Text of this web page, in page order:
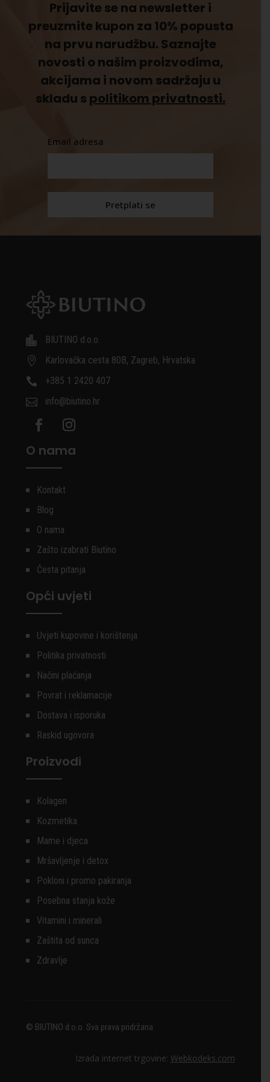
Prijavite se na newsletter i
preuzmite kupon za 10% popusta
na prvu narudžbu. Saznajte
novosti o našim proizvodima,
akcijama i novom sadržaju u
skladu s politikom privatnosti.
Email adresa

BIUTINO d.o.o.

Karlovačka cesta 80B, Zagreb, Hrvatska

+385 1 2420 407

info@biutino.hr
O nama
Kontakt
Blog
O nama
Zašto izabrati Biutino
Česta pitanja
Opći uvjeti
Uvjeti kupovine i korištenja
Politika privatnosti
Načini plaćanja
Povrat i reklamacije
Dostava i isporuka
Raskid ugovora
Proizvodi
Kolagen
Kozmetika
Mame i djeca
Mršavljenje i detox
Pokloni i promo pakiranja
Posebna stanja kože
Vitamini i minerali
Zaštita od sunca
Zdravlje
© BIUTINO d.o.o. Sva prava pridržana
Izrada internet trgovine: Webkodeks.com